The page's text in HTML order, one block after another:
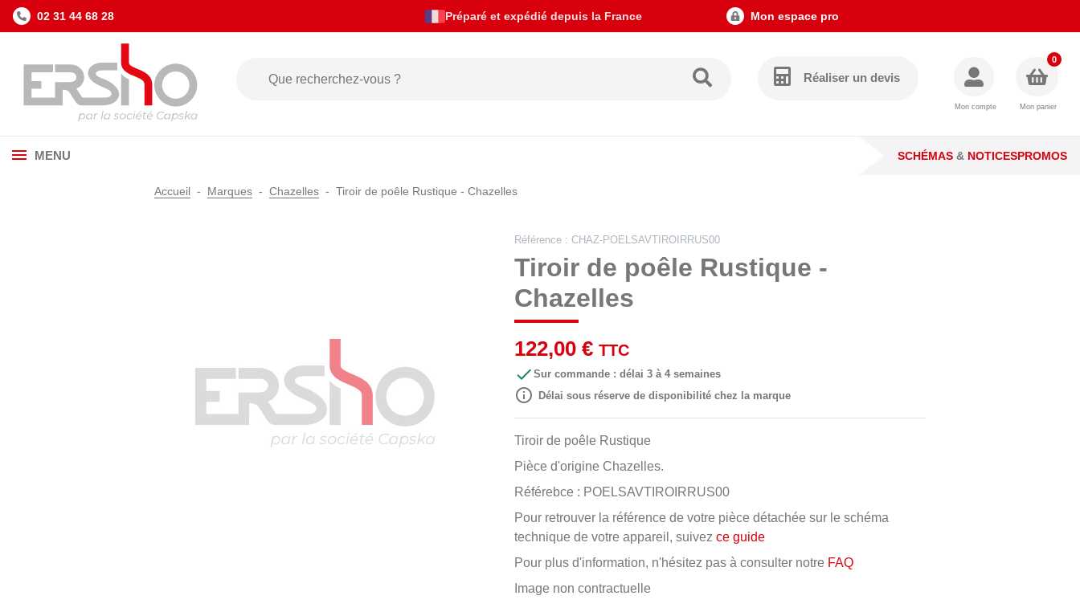
02 31 44 68 28 Actualités de livraison Mon espace pro
Réaliser un devis
Mon compte Mon panier
0
MENU SCHÉMAS & NOTICESPROMOS
Accueil Marques Chazelles Tiroir de poêle Rustique - Chazelles
Référence : CHAZ-POELSAVTIROIRRUS00
Tiroir de poêle Rustique -
Chazelles
122,00 € TTC
 Sur commande : délai 3 à 4 semaines
 Délai sous réserve de disponibilité chez la marque
Tiroir de poêle Rustique
Pièce d'origine Chazelles.
Référebce : POELSAVTIROIRRUS00
Pour retrouver la référence de votre pièce détachée sur le schéma
technique de votre appareil, suivez ce guide
Pour plus d'information, n'hésitez pas à consulter notre FAQ
Image non contractuelle